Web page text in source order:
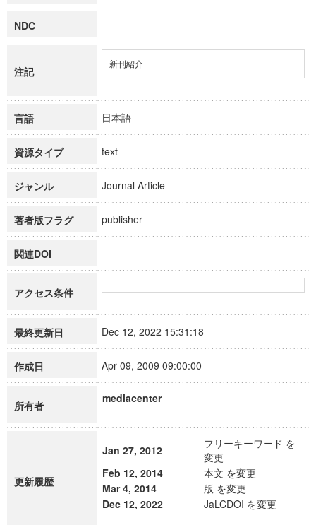
NDC
注記
新刊紹介
言語 日本語
資源タイプ text
ジャンル Journal Article
著者版フラグ publisher
関連DOI
アクセス条件
最終更新日 Dec 12, 2022 15:31:18
作成日 Apr 09, 2009 09:00:00
所有者
mediacenter
更新履歴
Jan 27, 2012
フリーキーワード を
変更
Feb 12, 2014
本文 を変更
Mar 4, 2014
版 を変更
Dec 12, 2022
JaLCDOI を変更